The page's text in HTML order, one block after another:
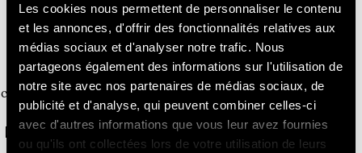
Les cookies nous permettent de personnaliser le contenu
et les annonces, d'offrir des fonctionnalités relatives aux
médias sociaux et d'analyser notre trafic. Nous
partageons également des informations sur l'utilisation de
notre site avec nos partenaires de médias sociaux, de
publicité et d'analyse, qui peuvent combiner celles-ci
avec d'autres informations que vous leur avez fournies
ou qu'ils ont collectées lors de votre utilisation de leurs
Réservez directement et économisez10%
Rejoignez-nous aujourd'hui, c'est facile et
gratuit.
Commencez à bénéficier d'une réduction à
chaque réservation que vous effectuez via notre
site officiel !
REJOIGNEZ-NOUS MAINTENANT, C'EST GRATUIT !